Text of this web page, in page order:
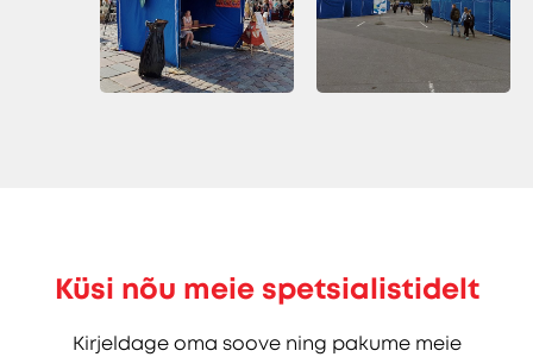
Küsi nõu meie spetsialistidelt
Kirjeldage oma soove ning pakume meie